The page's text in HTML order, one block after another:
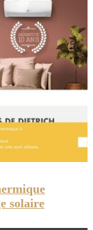
solaire